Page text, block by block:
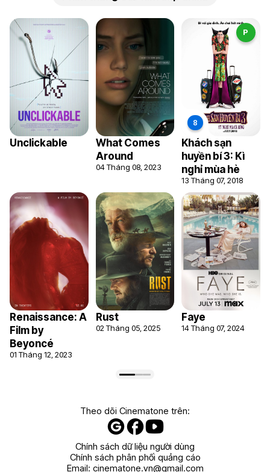
Unclickable
What Comes
Around
04 Tháng 08, 2023
P
Khách sạn
huyền bí 3: Kì
nghỉ mùa hè
13 Tháng 07, 2018
Renaissance: A
Film by
Beyoncé
01 Tháng 12, 2023
Rust
02 Tháng 05, 2025
Faye
14 Tháng 07, 2024
Theo dõi Cinematone trên:
Chính sách dữ liệu người dùng
Chính sách phân phối quảng cáo
Email: cinematone.vn@gmail.com